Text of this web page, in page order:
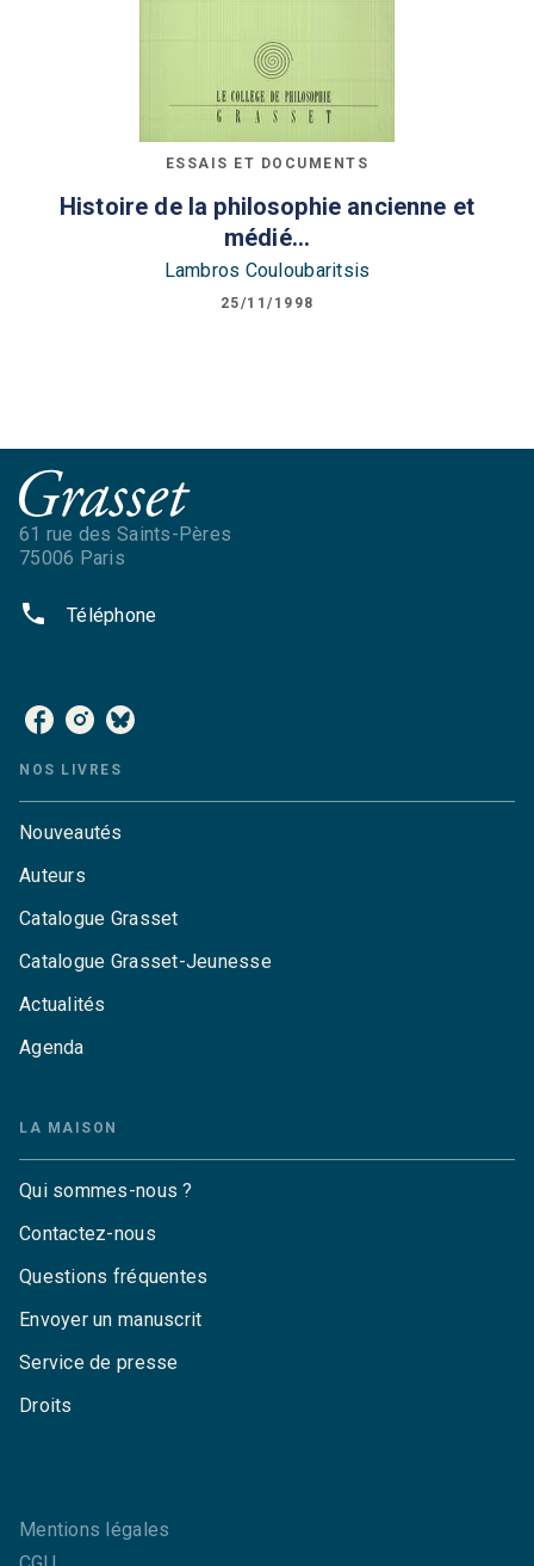
ESSAIS ET DOCUMENTS
Histoire de la philosophie ancienne et
médié…
Lambros Couloubaritsis
25/11/1998
61 rue des Saints-Pères
75006 Paris
phone Téléphone
NOS LIVRES
Nouveautés
Auteurs
Catalogue Grasset
Catalogue Grasset-Jeunesse
Actualités
Agenda
LA MAISON
Qui sommes-nous ?
Contactez-nous
Questions fréquentes
Envoyer un manuscrit
Service de presse
Droits
Mentions légales